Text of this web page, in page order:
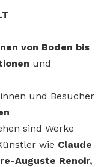
von Boden bis
und
und Besucher
sind Werke
wie Claude
Auguste Renoir,